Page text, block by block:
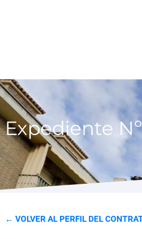
Expediente
← VOLVER AL PERFIL DEL